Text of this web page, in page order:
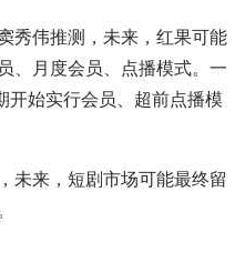
秀伟推测，未来，红果可能
、月度会员、点播模式。一
开始实行会员、超前点播模
未来，短剧市场可能最终留